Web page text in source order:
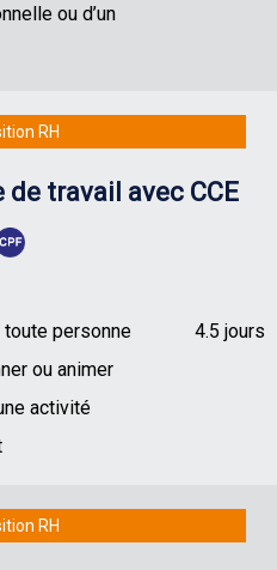
ou d’un
travail avec CCE
RH
toute personne
ou animer
activité
4.5 jours
RH